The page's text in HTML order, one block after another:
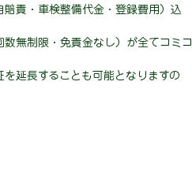
責・車検整備代金・登録費用）込
無制限・免責金なし）が全てコミコ
延長することも可能となりますの